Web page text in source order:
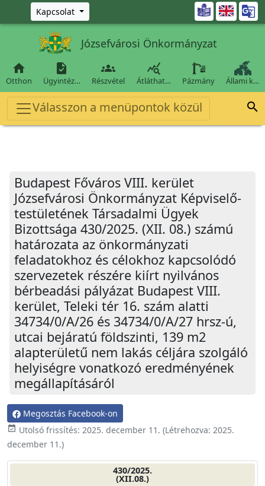
Ugrás a fő tartalomra
Kapcsolat 
Józsefvárosi Önkormányzat

Otthon

Ügyintéz…

Részvétel

Átláthat… Pázmány Állami k…
Válasszon a menüpontok közül 
Budapest Főváros VIII. kerület
Józsefvárosi Önkormányzat Képviselő-
testületének Társadalmi Ügyek
Bizottsága 430/2025. (XII. 08.) számú
határozata az önkormányzati
feladatokhoz és célokhoz kapcsolódó
szervezetek részére kiírt nyilvános
bérbeadási pályázat Budapest VIII.
kerület, Teleki tér 16. szám alatti
34734/0/A/26 és 34734/0/A/27 hrsz-ú,
utcai bejáratú földszinti, 139 m2
alapterületű nem lakás céljára szolgáló
helyiségre vonatkozó eredményének
megállapításáról
Megosztás Facebook-on
event_available Utolsó frissítés: 2025. december 11. (Létrehozva: 2025.
december 11.)
430/2025.
(XII.08.)